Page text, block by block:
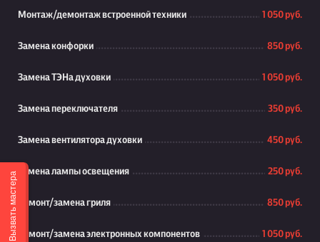
Монтаж/демонтаж встроенной техники 1 050 руб.
Замена конфорки 850 руб.
Замена ТЭНа духовки 1 050 руб.
Замена переключателя 350 руб.
Замена вентилятора духовки 450 руб.
Замена лампы освещения 250 руб.
Ремонт/замена гриля 850 руб.
Ремонт/замена электронных компонентов 1 050 руб.
Вызвать мастера